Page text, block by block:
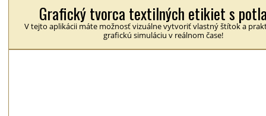
Grafický tvorca textilných etikiet s
V tejto aplikácii máte možnosť vizuálne vytvoriť vlastný štítok a
grafickú simuláciu v reálnom čase!